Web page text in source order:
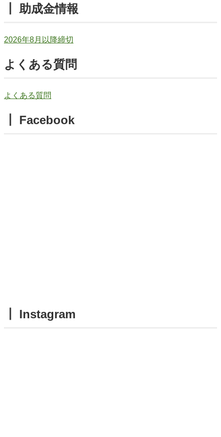
┃ 助成金情報
2026年8月以降締切
よくある質問
よくある質問
┃ Facebook
┃ Instagram